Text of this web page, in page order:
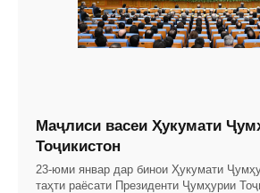
Маҷлиси васеи Ҳукумати
Тоҷикистон
23-юми январ дар бинои Ҳукумати
таҳти раёсати Президенти Ҷумҳурии